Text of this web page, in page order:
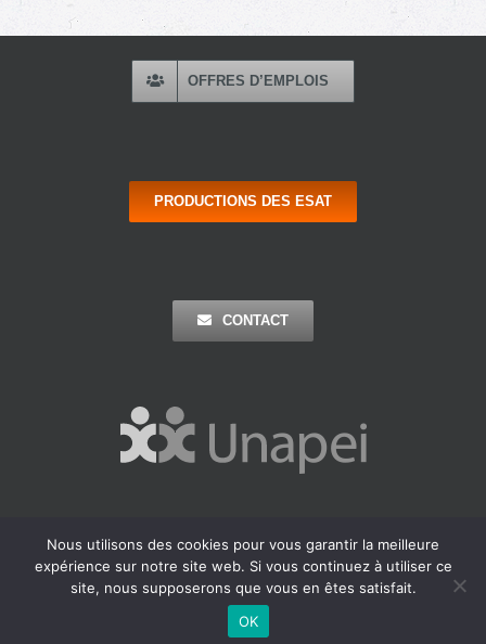
OFFRES D’EMPLOIS
PRODUCTIONS DES ESAT
CONTACT
Copyright 2016 Apei Ouest 44 | Tous Droits Réservés |Mentions
Légales| Réalisation : Agence Outremer
Facebook
Nous utilisons des cookies pour vous garantir la meilleure
expérience sur notre site web. Si vous continuez à utiliser ce
site, nous supposerons que vous en êtes satisfait.
OK